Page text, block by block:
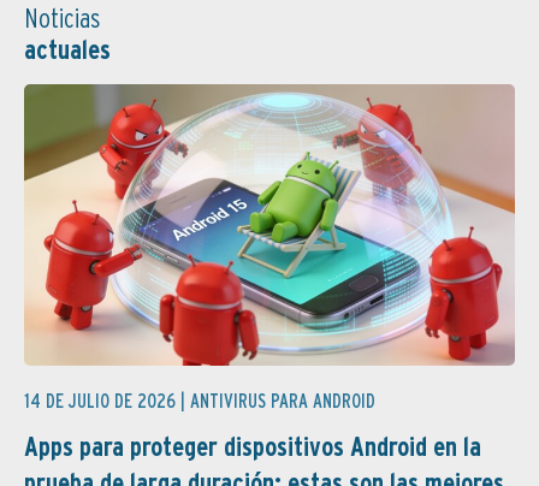
Noticias
actuales
14 DE JULIO DE 2026 | ANTIVIRUS PARA ANDROID
Apps para proteger dispositivos Android en la